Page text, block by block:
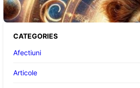
CATEGORIES
Afectiuni
Articole